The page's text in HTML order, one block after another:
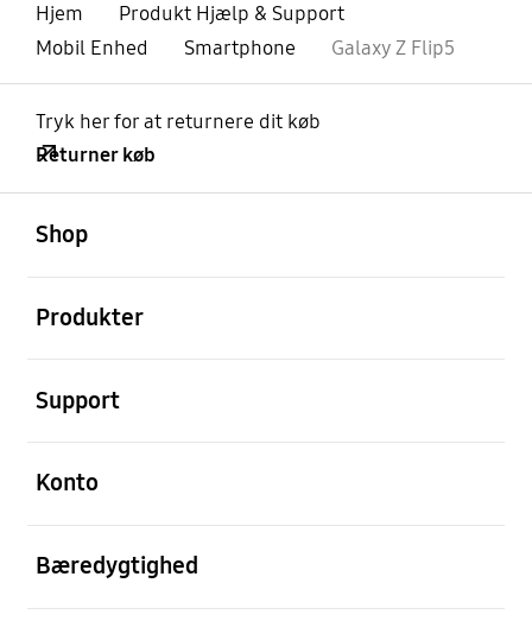
Hjem
Produkt Hjælp & Support
Mobil Enhed
Smartphone Galaxy Z Flip5
Tryk her for at returnere dit køb
Returner køb
Shop
Produkter
Support
Konto
Bæredygtighed